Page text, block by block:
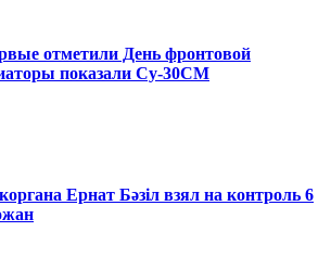
отметили День фронтовой
показали Су-30СМ
Ернат Бәзіл взял на контроль 6